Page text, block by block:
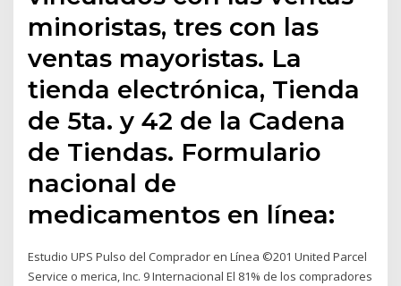
minoristas, tres con las
ventas mayoristas. La
tienda electrónica, Tienda
de 5ta. y 42 de la Cadena
de Tiendas. Formulario
nacional de
medicamentos en línea:
Estudio UPS Pulso del Comprador en Línea ©201 United Parcel
Service o merica, Inc. 9 Internacional El 81% de los compradores